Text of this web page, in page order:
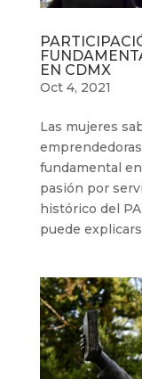
EN CDMX
Oct 4, 2021
Las mujeres
fundamental
pasión por
histórico del
puede